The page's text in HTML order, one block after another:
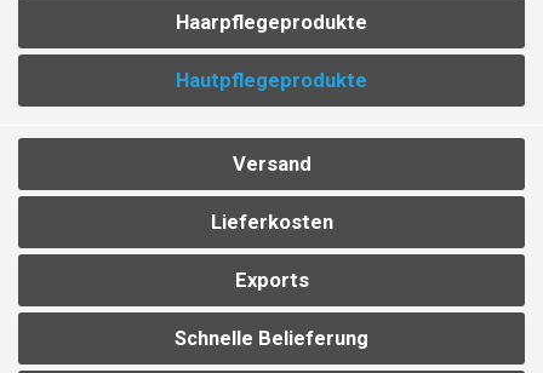
Haarpflegeprodukte
Hautpflegeprodukte
Versand
Lieferkosten
Exports
Schnelle Belieferung